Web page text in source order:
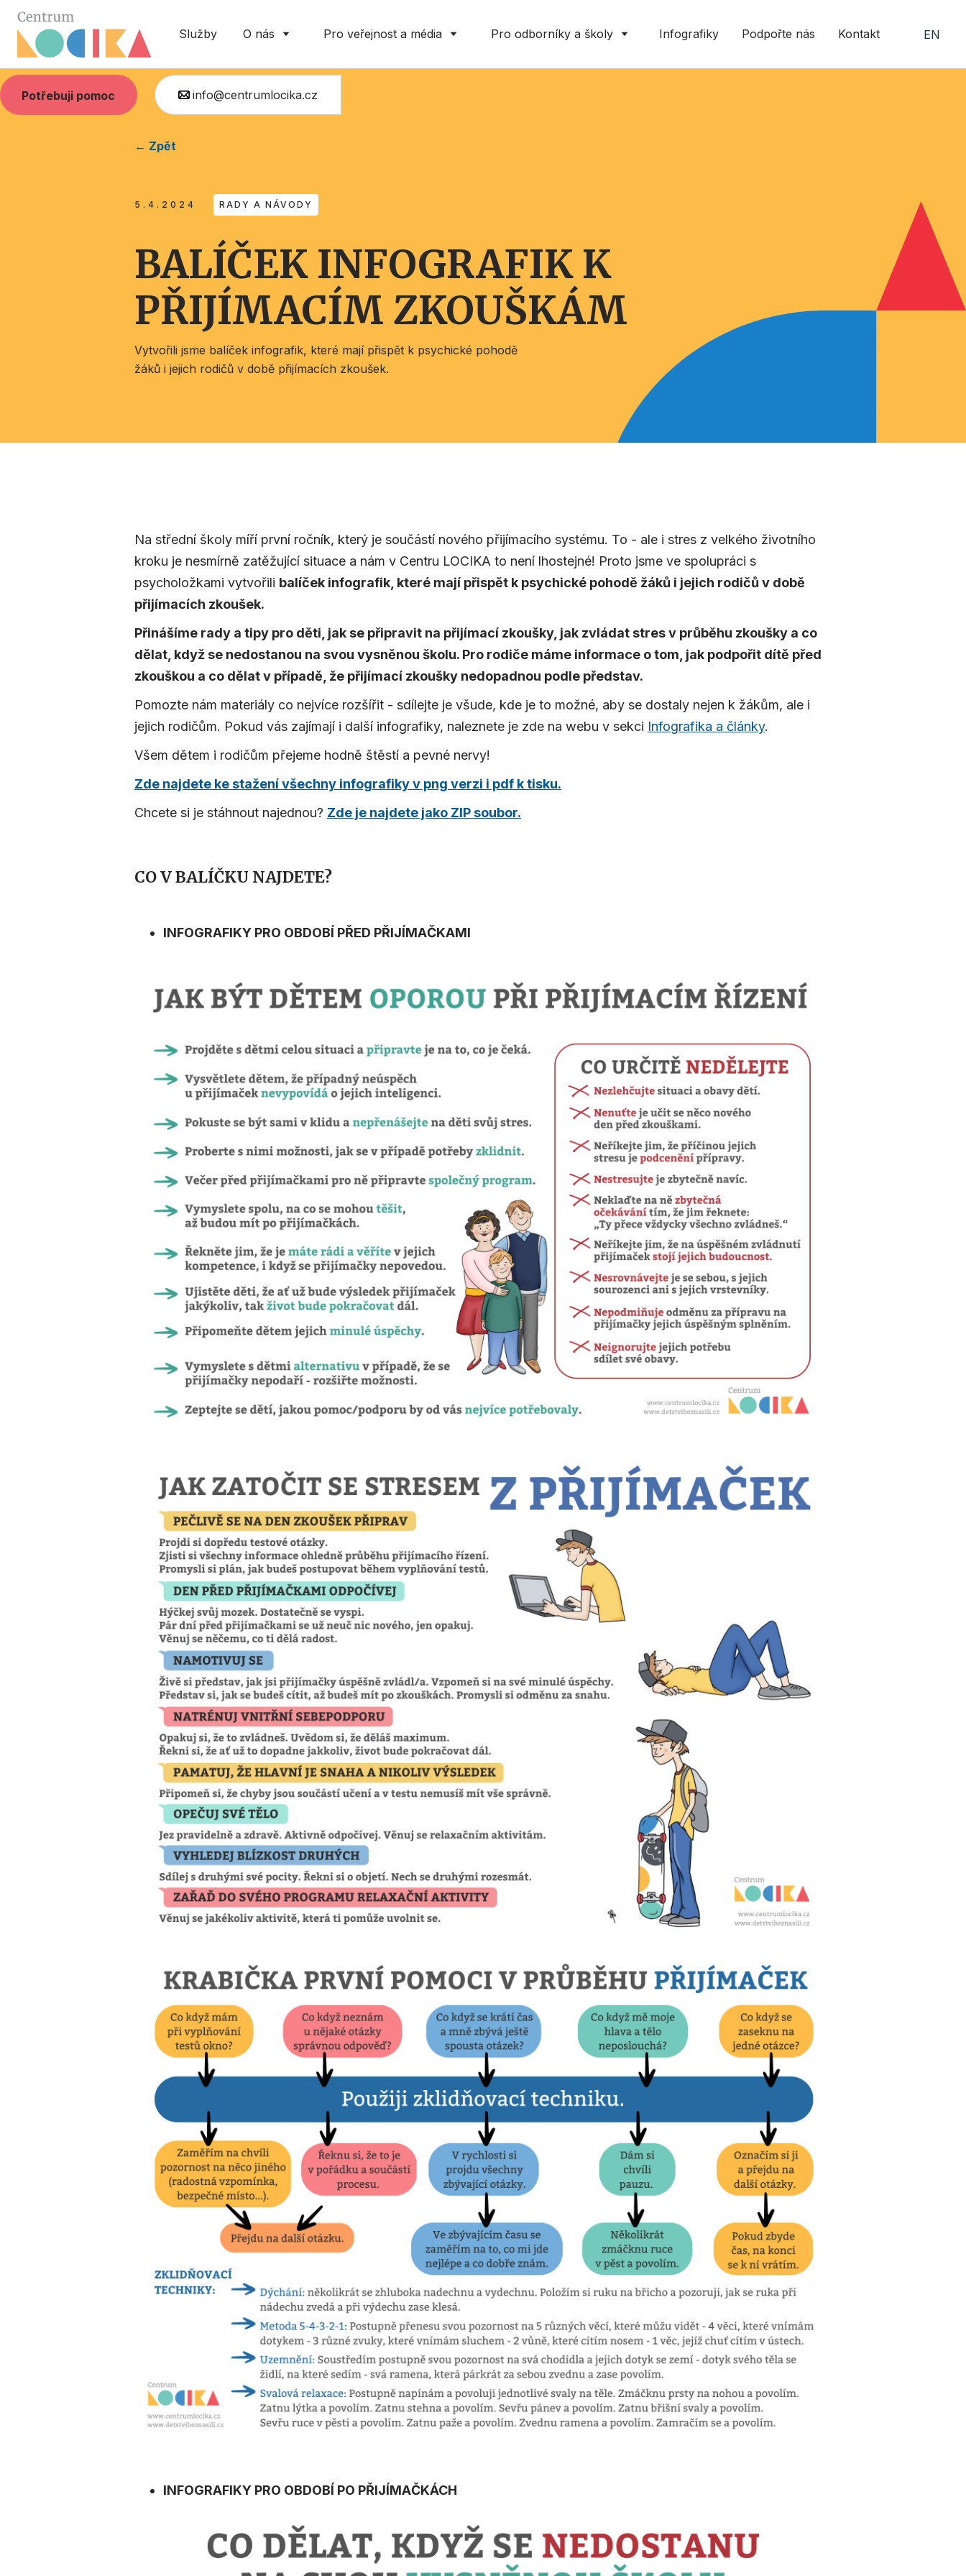
Služby O nás Pro veřejnost a média Pro odborníky a školy Infografiky Podpořte nás Kontakt EN
Potřebuji pomoc info@centrumlocika.cz
← Zpět
5.4.2024 RADY A NÁVODY
BALÍČEK INFOGRAFIK K
PŘIJÍMACÍM ZKOUŠKÁM
Vytvořili jsme balíček infografik, které mají přispět k psychické pohodě
žáků i jejich rodičů v době přijímacích zkoušek.
Na střední školy míří první ročník, který je součástí nového přijímacího systému. To - ale i stres z velkého životního
kroku je nesmírně zatěžující situace a nám v Centru LOCIKA to není lhostejné! Proto jsme ve spolupráci s
psycholožkami vytvořili balíček infografik, které mají přispět k psychické pohodě žáků i jejich rodičů v době
přijímacích zkoušek.
Přinášíme rady a tipy pro děti, jak se připravit na přijímací zkoušky, jak zvládat stres v průběhu zkoušky a co
dělat, když se nedostanou na svou vysněnou školu. Pro rodiče máme informace o tom, jak podpořit dítě před
zkouškou a co dělat v případě, že přijímací zkoušky nedopadnou podle představ.
Pomozte nám materiály co nejvíce rozšířit - sdílejte je všude, kde je to možné, aby se dostaly nejen k žákům, ale i
jejich rodičům. Pokud vás zajímají i další infografiky, naleznete je zde na webu v sekci Infografika a články.
Všem dětem i rodičům přejeme hodně štěstí a pevné nervy!
Zde najdete ke stažení všechny infografiky v png verzi i pdf k tisku.
Chcete si je stáhnout najednou? Zde je najdete jako ZIP soubor.
CO V BALÍČKU NAJDETE?
INFOGRAFIKY PRO OBDOBÍ PŘED PŘIJÍMAČKAMI
INFOGRAFIKY PRO OBDOBÍ PO PŘIJÍMAČKÁCH